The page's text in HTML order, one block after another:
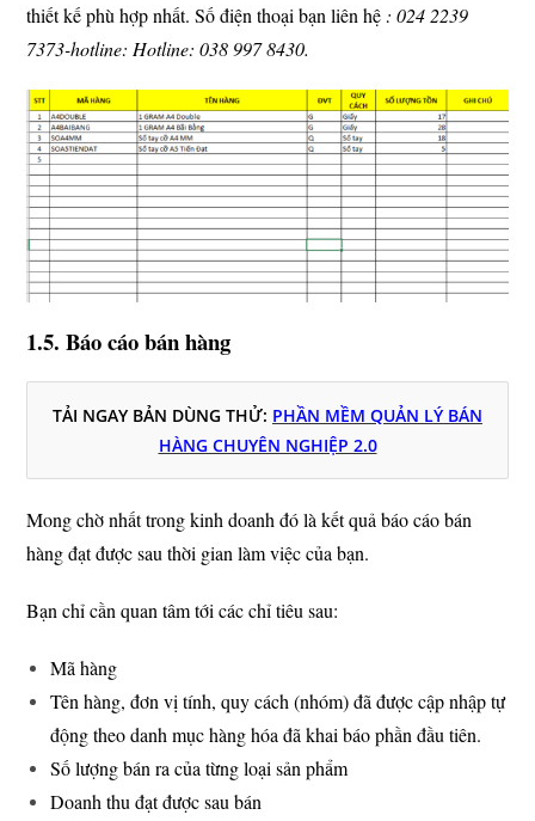
thiết kế phù hợp nhất. Số điện thoại bạn liên hệ : 024 2239
7373-hotline: Hotline: 038 997 8430.
1.5. Báo cáo bán hàng
TẢI NGAY BẢN DÙNG THỬ: PHẦN MỀM QUẢN LÝ BÁN
HÀNG CHUYÊN NGHIỆP 2.0
Mong chờ nhất trong kinh doanh đó là kết quả báo cáo bán
hàng đạt được sau thời gian làm việc của bạn.
Bạn chỉ cần quan tâm tới các chỉ tiêu sau:
Mã hàng
Tên hàng, đơn vị tính, quy cách (nhóm) đã được cập nhập tự
động theo danh mục hàng hóa đã khai báo phần đầu tiên.
Số lượng bán ra của từng loại sản phẩm
Doanh thu đạt được sau bán